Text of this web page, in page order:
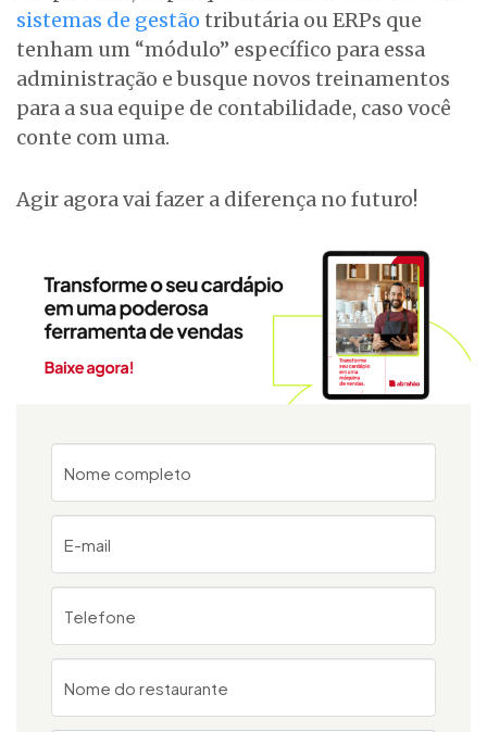
sistemas de gestão tributária ou ERPs que
tenham um “módulo” específico para essa
administração e busque novos treinamentos
para a sua equipe de contabilidade, caso você
conte com uma.
Agir agora vai fazer a diferença no futuro!
Nome completo
E-mail
Telefone
Nome do restaurante